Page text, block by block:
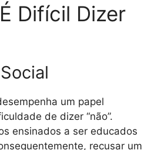
Difícil Dizer
um papel
de dizer “não”.
ensinados a ser educados
recusar um